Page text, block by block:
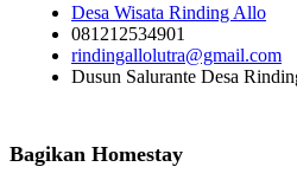
Desa Wisata Rinding Allo
081212534901
rindingallolutra@gmail.com
Dusun Salurante Desa
Bagikan Homestay